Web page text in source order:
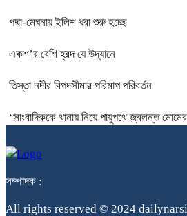
পদ্মা-মেঘনায় ইলিশ ধরা শুরু হচ্ছে
একশ’র বেশি হ্রদ যে উদ্যানে
তিস্তা নদীর বিপদসীমার পরিমাপ পরিবর্তন
‘সাংবাদিককে থানায় নিয়ে পায়ুপথে জ্বলন্ত
সম্পাদক :
All rights reserved © 2024